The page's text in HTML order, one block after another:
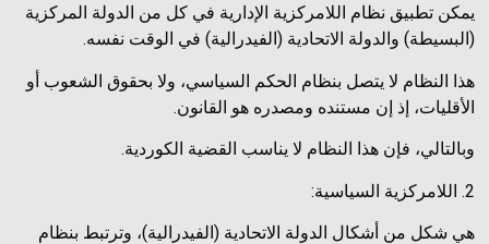
يمكن تطبيق نظام اللامركزية الإدارية في كل من الدولة المركزية
(البسيطة) والدولة الاتحادية (الفيدرالية) في الوقت نفسه.
هذا النظام لا يتصل بنظام الحكم السياسي، ولا بحقوق الشعوب أو
الأقليات، إذ إن مستنده ومصدره هو القانون.
وبالتالي، فإن هذا النظام لا يناسب القضية الكوردية.
2. اللامركزية السياسية:
هي شكل من أشكال الدولة الاتحادية (الفيدرالية)، وترتبط بنظام